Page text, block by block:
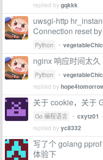
replied bygqkkk
uwsgi-http
Connection reset
Python •
nginx 响应时间太久
Python •
replied by
关于 cookie，关于
Go 编程语言 • cxytz01
replied byyc8332
写了个 golang
体验下